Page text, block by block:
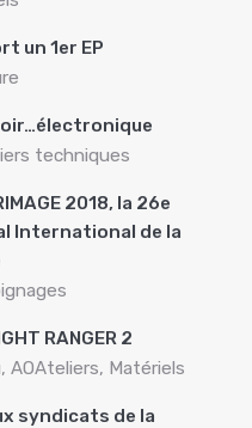
un 1er EP
techniques
2018, la 26e
International de la
RANGER 2
AOAteliers, Matériels
syndicats de la